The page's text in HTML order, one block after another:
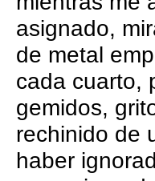
asignado,
de metal
cada cuarto,
gemidos,
rechinido de
haber